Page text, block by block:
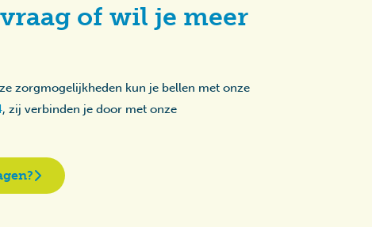
of wil je meer
zorgmogelijkheden kun je bellen met onze
, zij verbinden je door met onze